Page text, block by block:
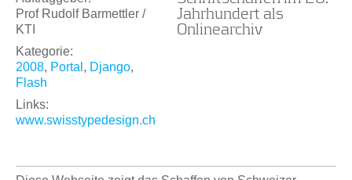
Prof Rudolf Barmettler /
KTI
Kategorie:
2008, Portal , Django,
Flash
Links:
www.swisstypedesign.ch
Jahrhundert als
Onlinearchiv